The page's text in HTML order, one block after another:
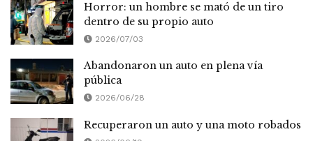
Horror: un hombre se mató de un tiro
dentro de su propio auto
2026/07/03
Abandonaron un auto en plena vía
pública
2026/06/28
Recuperaron un auto y una moto robados